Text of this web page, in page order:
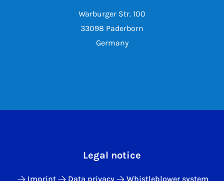
Warburger Str. 100
33098 Paderborn
Germany
Legal notice
Imprint Data privacy Whistleblower system